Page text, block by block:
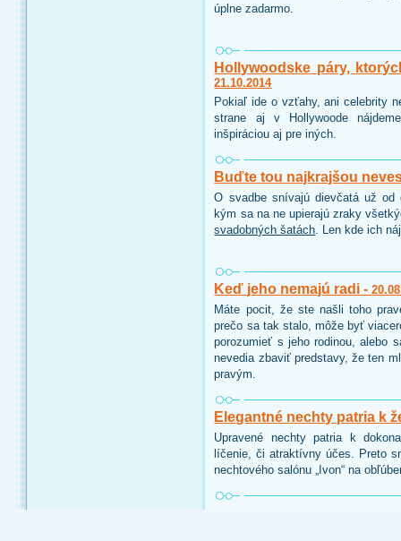
úplne zadarmo.
Hollywoodske páry,
21.10.2014
Pokiaľ ide o vzťahy, ani celebrity
strane aj v Hollywoode
inšpiráciou aj pre iných.
Buďte tou najkrajšou
O svadbe snívajú dievčatá už
kým sa na ne upierajú zraky
svadobných šatách. Len kde ich
Keď jeho nemajú radi -
Máte pocit, že ste našli toho
prečo sa tak stalo, môže byť
porozumieť s jeho rodinou, alebo
nevedia zbaviť predstavy, že ten
pravým.
Elegantné nechty patria k
Upravené nechty patria k
líčenie, či atraktívny účes. Preto
nechtového salónu „Ivon“ na